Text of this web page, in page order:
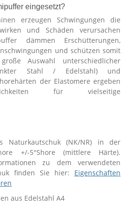
eingesetzt?
erzeugen Schwingungen die
und Schäden verursachen
dämmen Erschütterungen,
und schützen somit
Auswahl unterschiedlicher
Stahl / Edelstahl) und
der Elastomere ergeben
für vielseitige
Naturkautschuk (NK/NR) in der
+/-5°Shore (mittlere Härte).
zu dem verwendeten
finden Sie hier: Eigenschaften
aus Edelstahl A4